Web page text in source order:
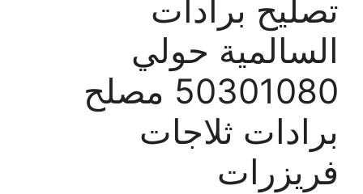
تصليح برادات
السالمية حولي
50301080 مصلح
برادات ثلاجات
فريزرات